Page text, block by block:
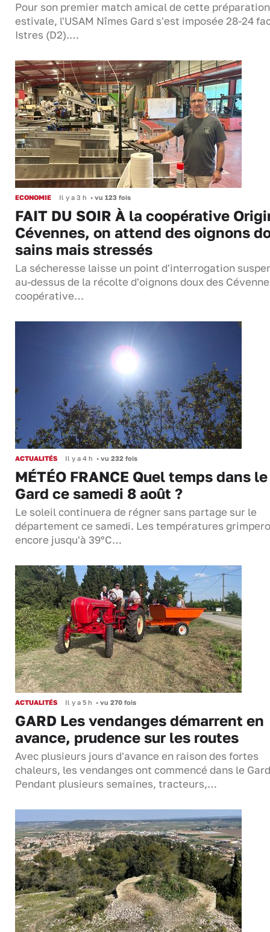
Pour son premier match amical de cette préparation
estivale, l'USAM Nîmes Gard s'est imposée 28-24
Istres (D2).…
ECONOMIE Il y a 3 h • vu 123 fois
FAIT DU SOIR À la coopérative
Cévennes, on attend des oignons
sains mais stressés
La sécheresse laisse un point d'interrogation
au-dessus de la récolte d'oignons doux des
coopérative…
ACTUALITÉS Il y a 4 h • vu 232 fois
MÉTÉO FRANCE Quel temps dans le
Gard ce samedi 8 août ?
Le soleil continuera de régner sans partage sur le
département ce samedi. Les températures
encore jusqu'à 39°C…
ACTUALITÉS Il y a 5 h • vu 270 fois
GARD Les vendanges démarrent en
avance, prudence sur les routes
Avec plusieurs jours d'avance en raison des fortes
chaleurs, les vendanges ont commencé dans le
Pendant plusieurs semaines, tracteurs,…